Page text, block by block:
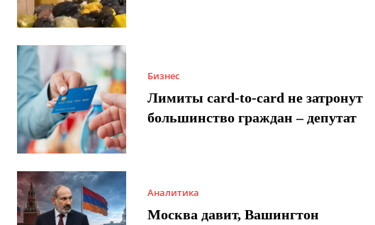
Бизнес
Лимиты card-to-card не затронут
большинство граждан – депутат
Аналитика
Москва давит, Вашингтон